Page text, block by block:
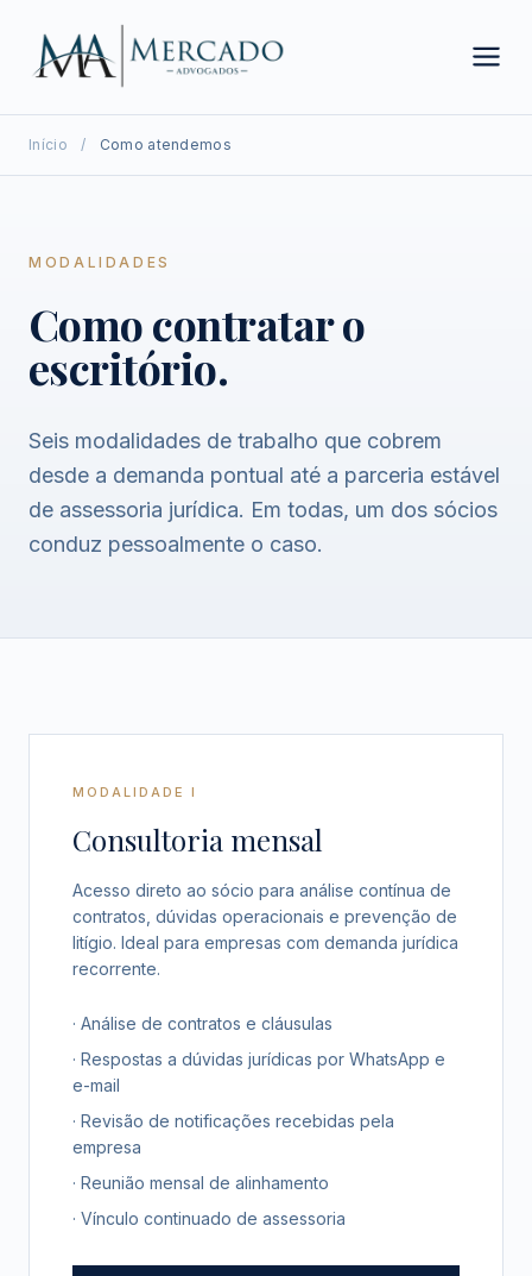
Início / Como atendemos
MODALIDADES
Como contratar o
escritório.
Seis modalidades de trabalho que cobrem
desde a demanda pontual até a parceria estável
de assessoria jurídica. Em todas, um dos sócios
conduz pessoalmente o caso.
MODALIDADE I
Consultoria mensal
Acesso direto ao sócio para análise contínua de
contratos, dúvidas operacionais e prevenção de
litígio. Ideal para empresas com demanda jurídica
recorrente.
· Análise de contratos e cláusulas
· Respostas a dúvidas jurídicas por WhatsApp e
e-mail
· Revisão de notificações recebidas pela
empresa
· Reunião mensal de alinhamento
· Vínculo continuado de assessoria